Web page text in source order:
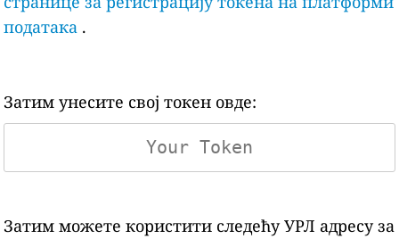
података .
Затим унесите свој токен овде:
Затим можете користити следећу УРЛ адресу за